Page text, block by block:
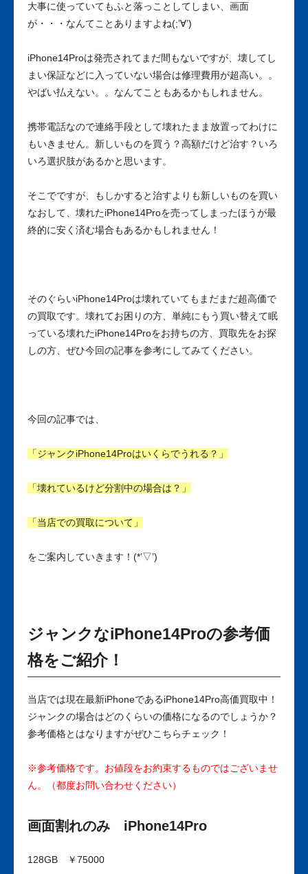
大事に使っていてもふと落っことしてしまい、画面
が・・・なんてことありますよね(;’∀’)
iPhone14Proは発売されてまだ間もないですが、壊してし
まい保証などに入っていない場合は修理費用が超高い。。
やばい払えない。。なんてこともあるかもしれません。
携帯電話なので連絡手段として壊れたまま放置ってわけに
もいきません。新しいものを買う？高額だけど治す？いろ
いろ選択肢があるかと思います。
そこでですが、もしかすると治すよりも新しいものを買い
なおして、壊れたiPhone14Proを売ってしまったほうが最
終的に安く済む場合もあるかもしれません！
そのぐらいiPhone14Proは壊れていてもまだまだ超高価で
の買取です。壊れてお困りの方、単純にもう買い替えて眠
っている壊れたiPhone14Proをお持ちの方、買取先をお探
しの方、ぜひ今回の記事を参考にしてみてください。
今回の記事では、
「ジャンクiPhone14Proはいくらでうれる？」
「壊れているけど分割中の場合は？」
「当店での買取について」
をご案内していきます！(*’▽’)
ジャンクなiPhone14Proの参考価
格をご紹介！
当店では現在最新iPhoneであるiPhone14Pro高価買取中！
ジャンクの場合はどのくらいの価格になるのでしょうか？
参考価格とはなりますがぜひこちらチェック！
※参考価格です。お値段をお約束するものではございませ
ん。（都度お問い合わせください）
画面割れのみ iPhone14Pro
128GB ￥75000